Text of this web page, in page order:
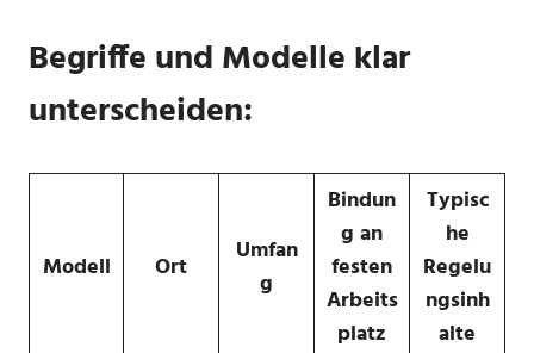
Begriffe und Modelle klar
unterscheiden:
Modell Ort
Umfan
g
Bindun
g an
festen
Arbeits
platz
Typisc
he
Regelu
ngsinh
alte